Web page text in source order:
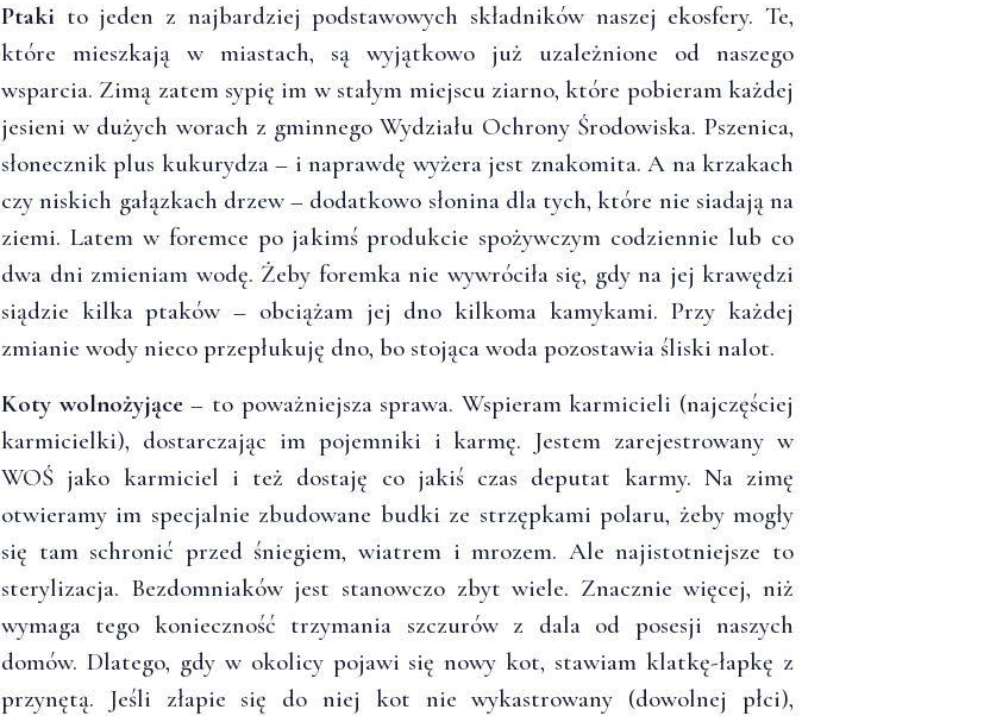
Ptaki to jeden z najbardziej podstawowych składników naszej ekosfery. Te,
które mieszkają w miastach, są wyjątkowo już uzależnione od naszego
wsparcia. Zimą zatem sypię im w stałym miejscu ziarno, które pobieram każdej
jesieni w dużych worach z gminnego Wydziału Ochrony Środowiska. Pszenica,
słonecznik plus kukurydza – i naprawdę wyżera jest znakomita. A na krzakach
czy niskich gałązkach drzew – dodatkowo słonina dla tych, które nie siadają na
ziemi. Latem w foremce po jakimś produkcie spożywczym codziennie lub co
dwa dni zmieniam wodę. Żeby foremka nie wywróciła się, gdy na jej krawędzi
siądzie kilka ptaków – obciążam jej dno kilkoma kamykami. Przy każdej
zmianie wody nieco przepłukuję dno, bo stojąca woda pozostawia śliski nalot.
Koty wolnożyjące– to poważniejsza sprawa. Wspieram karmicieli (najczęściej
karmicielki), dostarczając im pojemniki i karmę. Jestem zarejestrowany w
WOŚ jako karmiciel i też dostaję co jakiś czas deputat karmy. Na zimę
otwieramy im specjalnie zbudowane budki ze strzępkami polaru, żeby mogły
się tam schronić przed śniegiem, wiatrem i mrozem. Ale najistotniejsze to
sterylizacja. Bezdomniaków jest stanowczo zbyt wiele. Znacznie więcej, niż
wymaga tego konieczność trzymania szczurów z dala od posesji naszych
domów. Dlatego, gdy w okolicy pojawi się nowy kot, stawiam klatkę-łapkę z
przynętą. Jeśli złapie się do niej kot nie wykastrowany (dowolnej płci),